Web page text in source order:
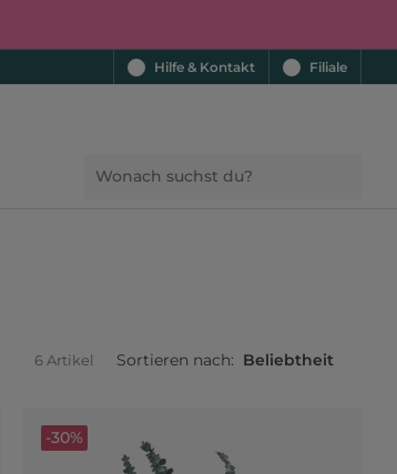
Hilfe & Kontakt Filiale
6 Artikel Sortieren nach: Beliebtheit
-30%